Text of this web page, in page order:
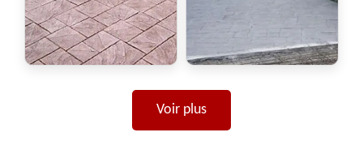
Voir plus